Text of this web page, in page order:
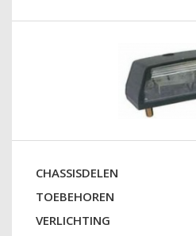
CHASSISDELEN
TOEBEHOREN
VERLICHTING